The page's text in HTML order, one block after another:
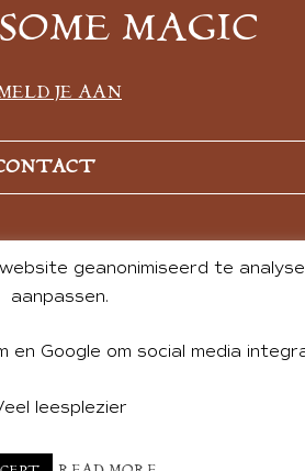
MAGIC
JE AAN
WEBSITE DESIGN BY
geanonimiseerd te
aanpassen.
Google om social media
leesplezier